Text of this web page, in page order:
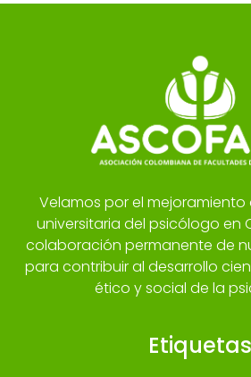
Velamos por el
universitaria del psicólogo en
colaboración permanente de
para contribuir al desarrollo
ético y social de la
Etiquetas